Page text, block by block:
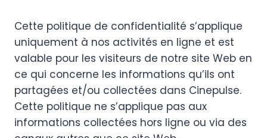
Cette politique de confidentialité s’applique
uniquement à nos activités en ligne et est
valable pour les visiteurs de notre site Web en
ce qui concerne les informations qu’ils ont
partagées et/ou collectées dans Cinepulse.
Cette politique ne s’applique pas aux
informations collectées hors ligne ou via des